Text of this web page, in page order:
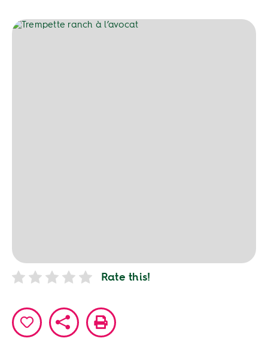
Rate this!
Ajouter aux favoris
PartagerImprimer